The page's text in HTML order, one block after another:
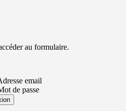
au formulaire.
email
de passe